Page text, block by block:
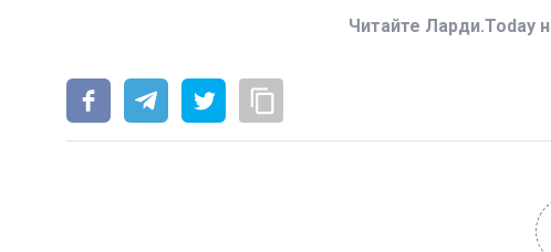
Читайте Ларди.Today